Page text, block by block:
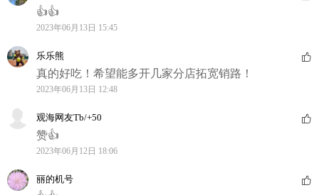
👍👍
2023年06月13日 15:45
乐乐熊
真的好吃！希望能多开几家分店拓宽销路！
2023年06月13日 12:48
观海网友Tb/+50
赞👍
2023年06月12日 18:06
丽的机号